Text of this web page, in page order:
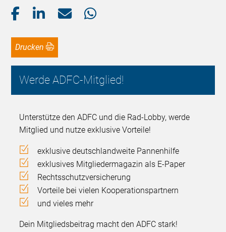
Drucken
Werde ADFC-Mitglied!
Unterstütze den ADFC und die Rad-Lobby, werde
Mitglied und nutze exklusive Vorteile!
exklusive deutschlandweite Pannenhilfe
exklusives Mitgliedermagazin als E-Paper
Rechtsschutzversicherung
Vorteile bei vielen Kooperationspartnern
und vieles mehr
Dein Mitgliedsbeitrag macht den ADFC stark!